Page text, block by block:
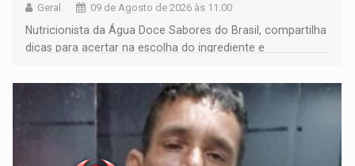
Geral 09 de Agosto de 2026 às 11:00
Nutricionista da Água Doce Sabores do Brasil, compartilha
dicas para acertar na escolha do ingrediente e